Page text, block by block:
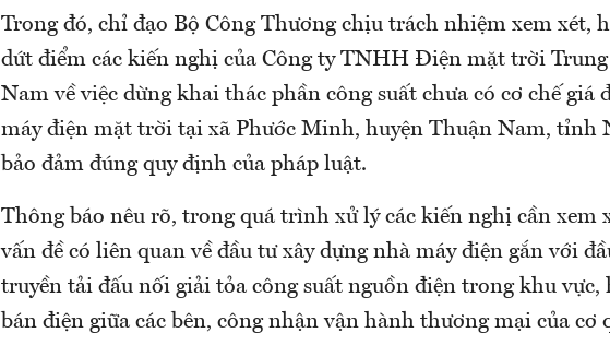
Trong đó, chỉ đạo Bộ Công Thương chịu trách nhiệm xem xét,
dứt điểm các kiến nghị của Công ty TNHH Điện mặt trời
Nam về việc dừng khai thác phần công suất chưa có cơ chế giá
máy điện mặt trời tại xã Phước Minh, huyện Thuận Nam, tỉnh
bảo đảm đúng quy định của pháp luật.
Thông báo nêu rõ, trong quá trình xử lý các kiến nghị cần xem
vấn đề có liên quan về đầu tư xây dựng nhà máy điện gắn với
truyền tải đấu nối giải tỏa công suất nguồn điện trong khu vực,
bán điện giữa các bên, công nhận vận hành thương mại của cơ